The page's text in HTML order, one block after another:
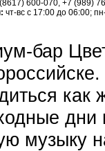
600-070, +7 (989)
чт-вс с 17:00 до 06:00;
бар
как
дни
музыку